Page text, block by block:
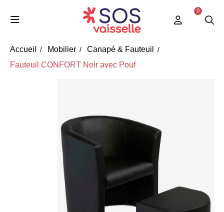
0
Accueil Mobilier
Canapé & Fauteuil
Fauteuil CONFORT Noir avec Pouf